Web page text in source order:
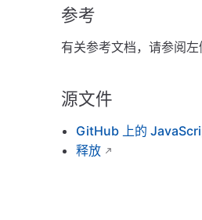
参考
有关参考文档，请参阅
源文件
GitHub 上的
释放